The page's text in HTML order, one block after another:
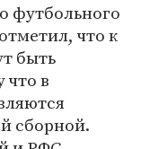
футбольного
что к
быть
в
сборной.